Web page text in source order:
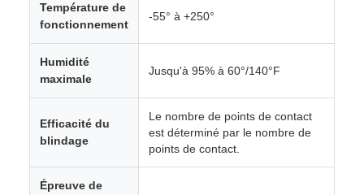
Température de
fonctionnement
-55° à +250°
Humidité
maximale
Jusqu'à 95% à 60°/140°F
Efficacité du
blindage
Le nombre de points de contact
est déterminé par le nombre de
points de contact.
Épreuve de